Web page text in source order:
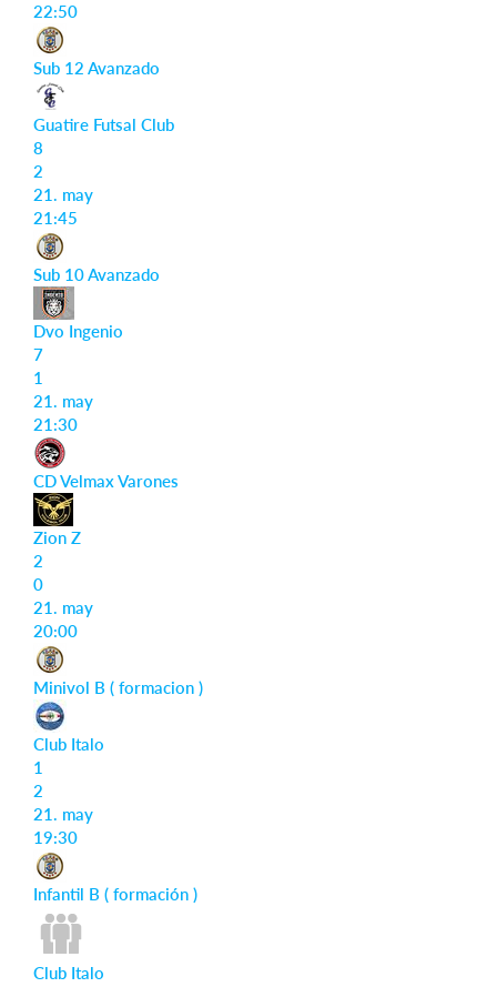
22:50
Sub 12 Avanzado
Guatire Futsal Club
8
2
21. may
21:45
Sub 10 Avanzado
Dvo Ingenio
7
1
21. may
21:30
CD Velmax Varones
Zion Z
2
0
21. may
20:00
Minivol B ( formacion )
Club Italo
1
2
21. may
19:30
Infantil B ( formación )
Club Italo